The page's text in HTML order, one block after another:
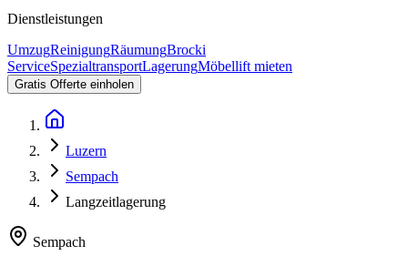
Dienstleistungen
UmzugReinigungRäumungBrocki
ServiceSpezialtransportLagerungMöbellift mieten
Gratis Offerte einholen
Luzern
Sempach
Langzeitlagerung
Sempach